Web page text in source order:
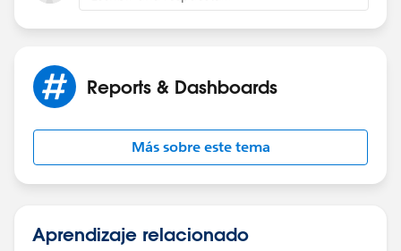
Reports & Dashboards
Más sobre este tema
Aprendizaje relacionado